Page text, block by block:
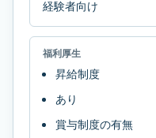
経験者向け
福利厚生
昇給制度
あり
賞与制度の有無